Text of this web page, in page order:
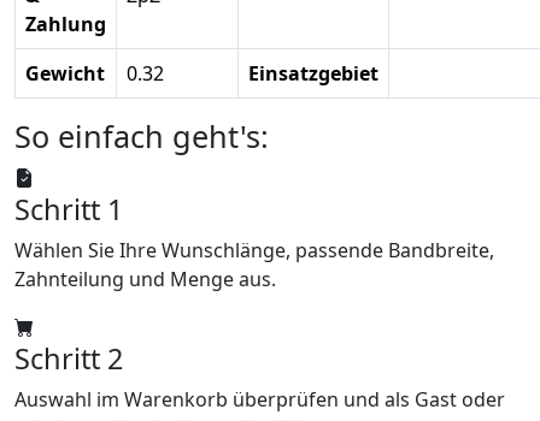
Zahlung
Gewicht 0.32 Einsatzgebiet
So einfach geht's:
Schritt 1
Wählen Sie Ihre Wunschlänge, passende Bandbreite,
Zahnteilung und Menge aus.
Schritt 2
Auswahl im Warenkorb überprüfen und als Gast oder